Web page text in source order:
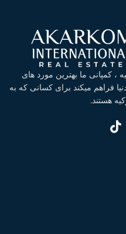
، کمپانی ما بهترین مورد های
فراهم میکند برای کسانی که به
هستند.